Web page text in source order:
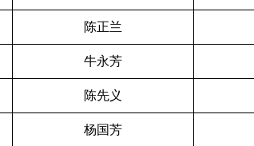
陈正兰
牛永芳
陈先义
杨国芳